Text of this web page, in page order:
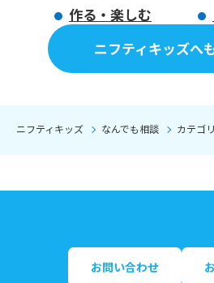
作る・楽しむ
ニフティキッズへ
ニフティキッズ なんでも相談 カテゴ
お問い合わせ